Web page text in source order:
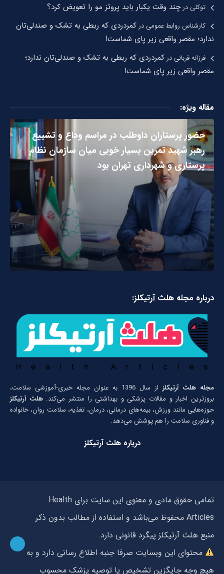
توکلیدرچند وقت یکبار باید پروتز مو را تعویض کرد؟
کارشناس روابط عمومیدر کمردردی که ربطی به تشک و صندلی‌تان
ندارد؛ مقصر واقعی زیر پای شماست!
فرزانه قربانیدر کمردردی که ربطی به تشک و صندلی‌تان ندارد؛
مقصر واقعی زیر پای شماست!
مقاله ویژه:
حضور پرستاران داوطلب در مراسم وداع و تشییع
رهبر شهید تمرین بسیار خوبی میان سازمان نظام
پرستاری و شهرداری تهران بود
درباره مجله هلث آرتیکلز:
مجله هلث آرتیکلز
از سال 1396 به عنوان مجله خبری-آموزشی سلامت،
بروزترین اخبار و مقالات پزشکی و بهداشتی را منتشر می‌کند.هلث آرتیکلز
حوزه‌هایی مانند ورزش، بیمه‌های درمانی، درمان، تغذیه، سلامت روان، خانواده
و فناوری سلامت را هم پوشش می‌دهد.
درباره هلث آرتیکلز
تمامی حقوق مادی و معنوی این سایت برای Health
Articles محفوظ می‌باشد و استفاده از مطالب بدون ذکر
منبع هلث آرتیکلز پیگرد قانونی دارد.
محتوای این وبسایت صرفا جنبه اطلاع رسانی دارد و به
هیچ وجه جایگزین تشخیص یا توصیه پزشک محسوب